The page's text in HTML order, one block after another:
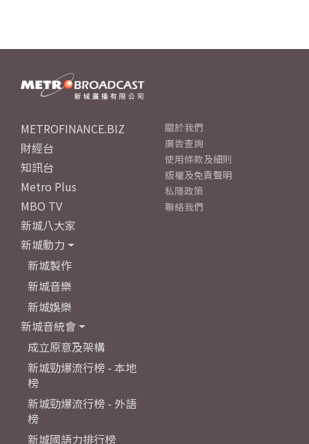
METROFINANCE.BIZ
財經台
知訊台
Metro Plus
MBO TV
新城八大家
新城動力
新城製作
新城音樂
新城娛樂
新城音統會
成立原意及架構
新城勁爆流行榜 - 本地
榜
新城勁爆流行榜 - 外語
榜
新城國語力排行榜
關於我們
廣告查詢
使用條款及細則
版權及免責聲明
私隱政策
聯絡我們